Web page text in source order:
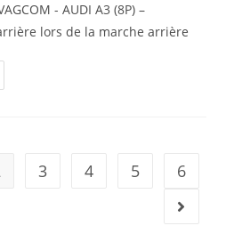
- AUDI A3 (8P) –
lors de la marche arrière
page3 4 5 6
Aller à